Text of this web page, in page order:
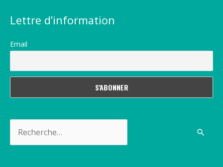
Lettre d’information
Email